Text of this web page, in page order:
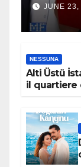
JUNE 23,
NESSUNA
Alti Üstü
il quartiere